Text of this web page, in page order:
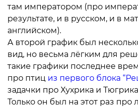
там императором (про
результате, и в русском, и в
английском).
А второй график был
вид, но весьма лёгким для
такие графики последнее
про птиц из первого блока
задачки про Хухрика и Тюгрика
Только он был на этот раз про